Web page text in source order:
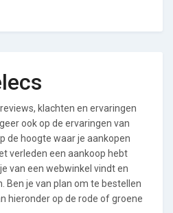
klachten en ervaringen
ook op de ervaringen van
de hoogte waar je aankopen
verleden een aankoop hebt
van een webwinkel vindt en
Ben je van plan om te bestellen
hieronder op de rode of groene